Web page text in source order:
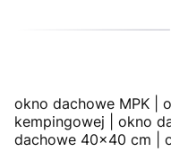
okno dachowe MPK |
kempingowej | okno
dachowe 40x40 cm |